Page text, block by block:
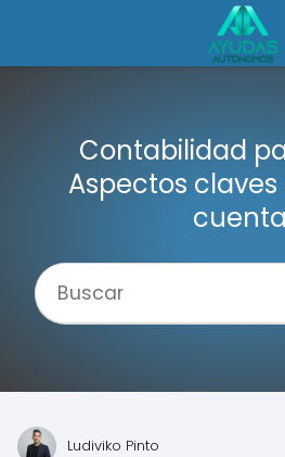
Contabilidad
Aspectos
Ludiviko Pinto